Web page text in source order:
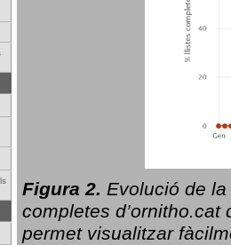
Figura 2. Evolució de la
completes d’ornitho.cat
permet visualitzar